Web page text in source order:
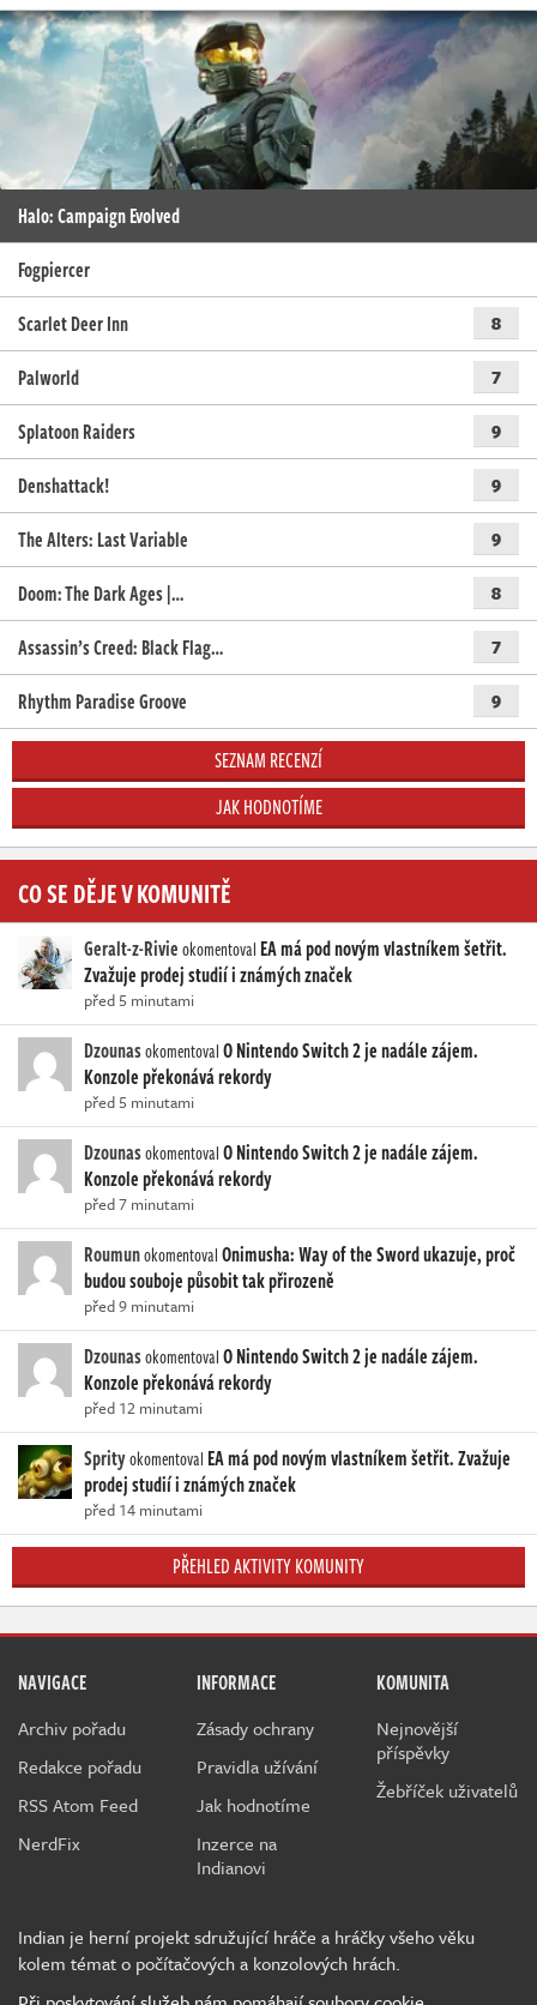
Halo: Campaign Evolved
Fogpiercer
Scarlet Deer Inn
8
Palworld 7
Splatoon Raiders 9
Denshattack! 9
The Alters: Last Variable 9
Doom: The Dark Ages |… 8
Assassin’s Creed: Black Flag… 7
Rhythm Paradise Groove 9
SEZNAM RECENZÍ
JAK HODNOTÍME
CO SE DĚJE V KOMUNITĚ
Geralt-z-Rivieokomentoval EA má pod novým vlastníkem šetřit.
Zvažuje prodej studií i známých značek
před 5 minutami
DzounasokomentovalO Nintendo Switch 2 je nadále zájem.
Konzole překonává rekordy
před 5 minutami
DzounasokomentovalO Nintendo Switch 2 je nadále zájem.
Konzole překonává rekordy
před 7 minutami
RoumunokomentovalOnimusha: Way of the Sword ukazuje, proč
budou souboje působit tak přirozeně
před 9 minutami
DzounasokomentovalO Nintendo Switch 2 je nadále zájem.
Konzole překonává rekordy
před 12 minutami
Sprityokomentoval EA má pod novým vlastníkem šetřit. Zvažuje
prodej studií i známých značek
před 14 minutami
PŘEHLED AKTIVITY KOMUNITY
NAVIGACE
Archiv pořadu
Redakce pořadu
RSS Atom Feed
NerdFix
INFORMACE
Zásady ochrany
Pravidla užívání
Jak hodnotíme
Inzerce na
Indianovi
KOMUNITA
Nejnovější
příspěvky
Žebříček uživatelů
Indian je herní projekt sdružující hráče a hráčky všeho věku
kolem témat o počítačových a konzolových hrách.